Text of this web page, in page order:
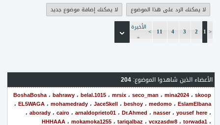
لا يمكنك الرد على هذا الموضوع لا يمكنك إضافة موضوع جديد
<
1
2
3
4
11
> الأخيرة
»
الأعضاء الذين شاهدوا الموضوع:204
BoshaBosha، bahrawy، belal.1015، mrsix، seco_man ، mina2024، skoop
، EL5WAGA، mohamedrady، JaceSkell، beshoy، medomo، EslamElbana
، aborady، cairo، arnaldoprieto01، Dr.Ahmed ، nasser، yousef here،
HHHAAA، mokamoka1255، tariqalbaz، vcxzasdw8، torwada1،